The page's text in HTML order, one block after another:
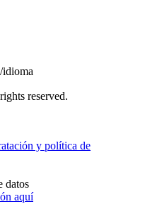
idioma
reserved.
y política de
datos
aquí